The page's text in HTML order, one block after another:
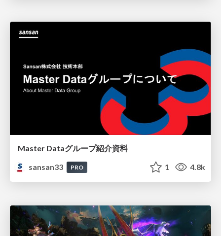
Master Dataグループ紹介資料
sansan33
PRO 1 4.8k